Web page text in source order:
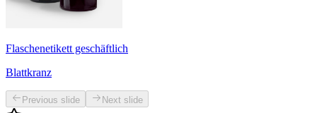
Flaschenetikett geschäftlich
Blattkranz
Previous slide Next slide